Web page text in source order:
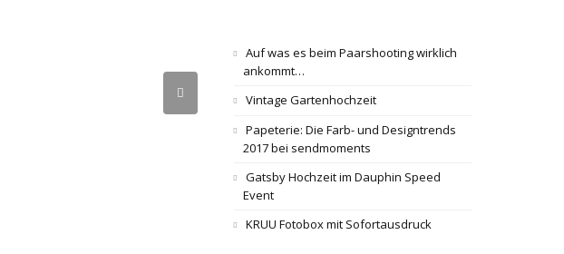
Auf was es beim Paarshooting wirklich
ankommt…
Vintage Gartenhochzeit
Papeterie: Die Farb- und Designtrends
2017 bei sendmoments
Gatsby Hochzeit im Dauphin Speed
Event
KRUU Fotobox mit Sofortausdruck